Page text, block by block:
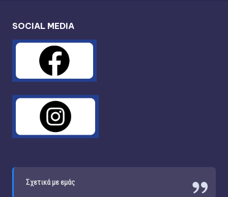
SOCIAL MEDIA
Σχετικά με εμάς